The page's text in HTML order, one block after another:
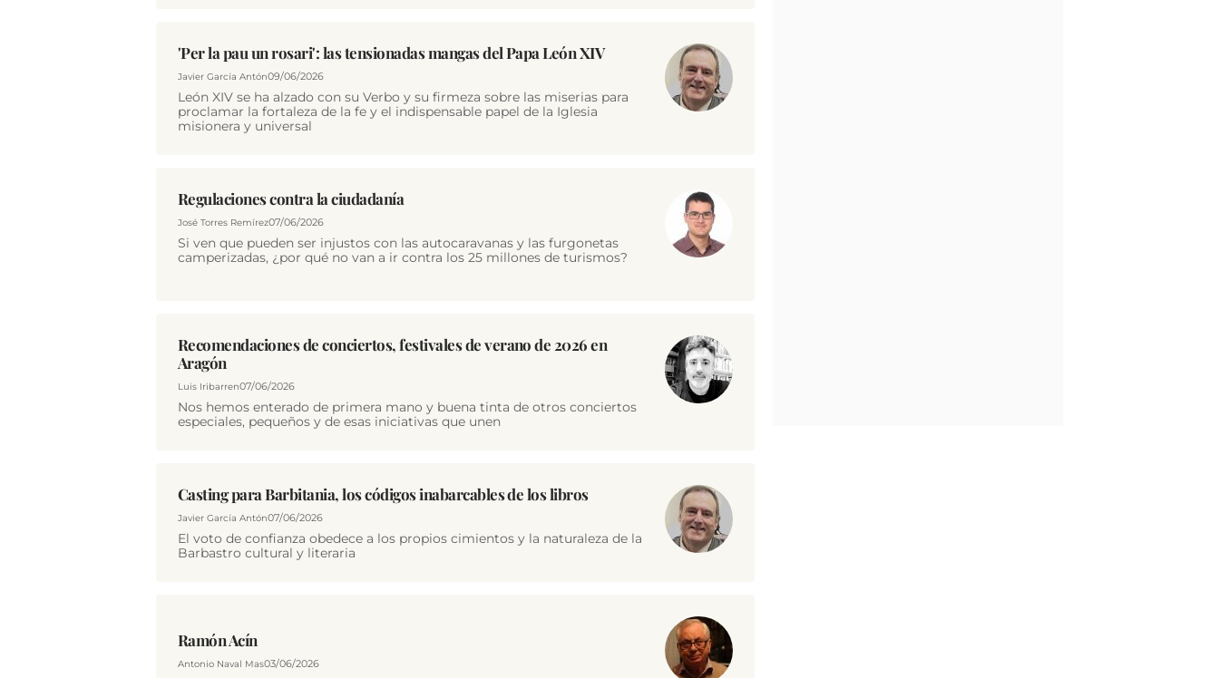
'Per la pau un rosari': las tensionadas mangas del Papa León XIV
Javier García Antón09/06/2026
León XIV se ha alzado con su Verbo y su firmeza sobre las miserias para
proclamar la fortaleza de la fe y el indispensable papel de la Iglesia
misionera y universal
Regulaciones contra la ciudadanía
José Torres Remírez07/06/2026
Si ven que pueden ser injustos con las autocaravanas y las furgonetas
camperizadas, ¿por qué no van a ir contra los 25 millones de turismos?
Recomendaciones de conciertos, festivales de verano de 2026 en
Aragón
Luis Iribarren07/06/2026
Nos hemos enterado de primera mano y buena tinta de otros conciertos
especiales, pequeños y de esas iniciativas que unen
Casting para Barbitania, los códigos inabarcables de los libros
Javier García Antón07/06/2026
El voto de confianza obedece a los propios cimientos y la naturaleza de la
Barbastro cultural y literaria
Ramón Acín
Antonio Naval Mas03/06/2026